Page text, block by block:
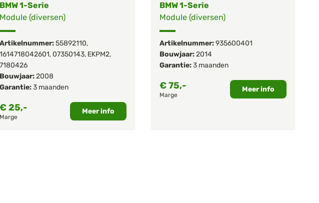
BMW 1-Serie
Module (diversen)
Artikelnummer:55892110,
1614718042601,07350143, EKPM2,
7180426
Bouwjaar:2008
Garantie:3 maanden
€25,-
Marge
Meer info
BMW 1-Serie
Module (diversen)
Artikelnummer:935600401
Bouwjaar:2014
Garantie:3 maanden
€75,-
Marge
Meer info